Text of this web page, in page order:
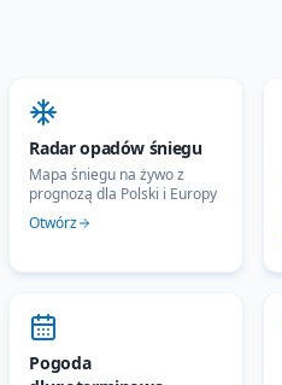
Radar opadów śniegu
Mapa śniegu na żywo z
prognozą dla Polski i Europy
Otwórz
Pogoda